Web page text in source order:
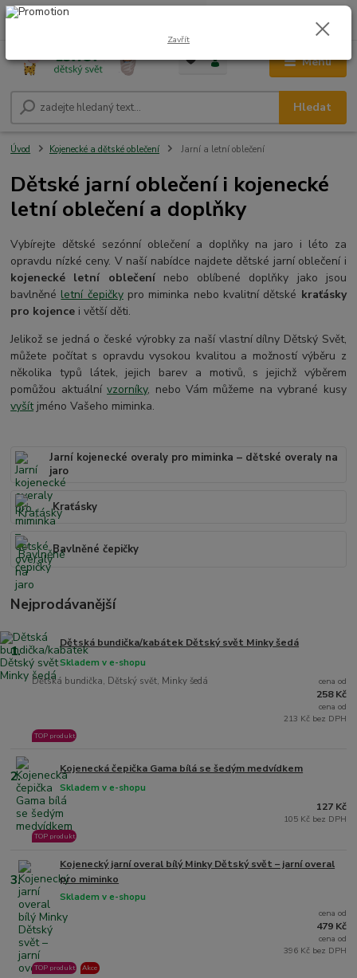
Menu
Hledat
+420 604 278 943 0,00 Kč
Úvod Kojenecké a dětské oblečení Jarní a letní oblečení
Dětské jarní oblečení i kojenecké
letní oblečení a doplňky
Vybírejte dětské sezónní oblečení a doplňky na jaro i léto za
opravdu nízké ceny. V naší nabídce najdete dětské jarní oblečení i
kojenecké letní oblečenínebo oblíbené doplňky jako jsou
bavlněné letní čepičkypro miminka nebo kvalitní dětské kraťásky
pro kojence i větší děti.
Jelikož se jedná o české výrobky za naší vlastní dílny Dětský Svět,
můžete počítat s opravdu vysokou kvalitou a možností výběru z
několika typů látek, jejich barev a motivů, s jejichž výběrem
pomůžou aktuálnívzorníky, nebo Vám můžeme na vybrané kusy
vyšítjméno Vašeho miminka.
Jarní kojenecké overaly pro miminka – dětské overaly na
jaro
Kraťásky
Bavlněné čepičky
Nejprodávanější
1. Dětská bundička/kabátek Dětský svět Minky šedá
Dětská bundička, Dětský svět, Minky šedá
Skladem v e-shopu
TOP produkt
cena od
258 Kč
cena od
213 Kč bez DPH
2. Kojenecká čepička Gama bílá se šedým medvídkem
Skladem v e-shopu
TOP produkt
127 Kč
105 Kč bez DPH
3.
Kojenecký jarní overal bílý Minky Dětský svět – jarní overal
pro miminko
Skladem v e-shopu
TOP produkt Akce
cena od
479 Kč
cena od
396 Kč bez DPH
Zavřít